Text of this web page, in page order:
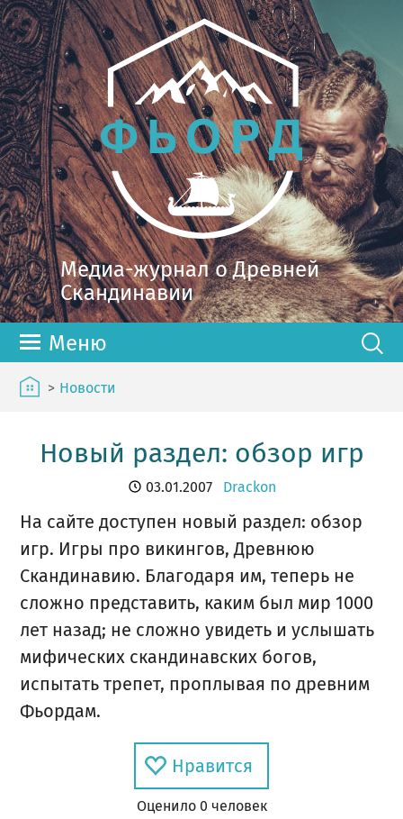
Медиа-журнал о Древней
Скандинавии
Меню
> Новости
Новый раздел: обзор игр
03.01.2007 Drackon
На сайте доступен новый раздел: обзор
игр. Игры про викингов, Древнюю
Скандинавию. Благодаря им, теперь не
сложно представить, каким был мир 1000
лет назад; не сложно увидеть и услышать
мифических скандинавских богов,
испытать трепет, проплывая по древним
Фьордам.
Нравится
Оценило 0 человек